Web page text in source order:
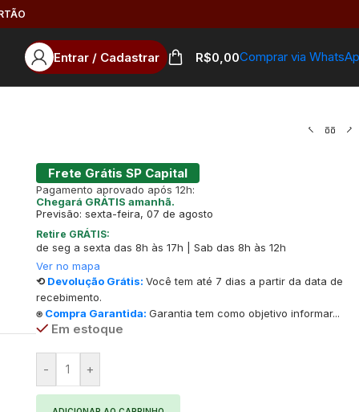
Entrar / Cadastrar R$0,00Comprar via
Frete Grátis SP Capital
Pagamento aprovado após 12h:
Chegará GRÁTIS amanhã.
Previsão: sexta-feira, 07 de agosto
Retire GRÁTIS:
de seg a sexta das 8h às 17h | Sab das 8h às 12h
Ver no mapa
⟲ Devolução Grátis: Você tem até 7 dias a partir da data de
recebimento.
⍟ Compra Garantida: Garantia tem como objetivo informar...
Em estoque
- +